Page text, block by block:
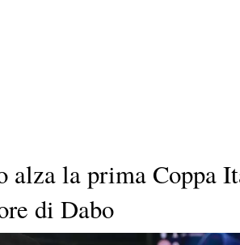
alza la prima Coppa
di Dabo